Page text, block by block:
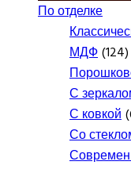
По отделке
МДФ
С
С ковкой
Со